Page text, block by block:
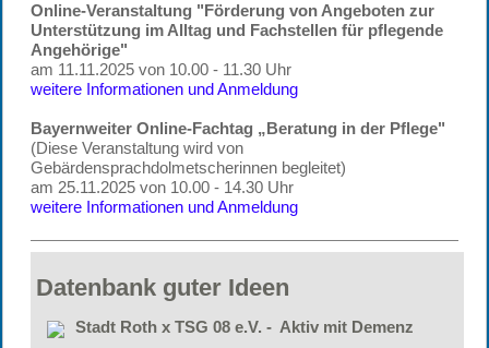
Online-Veranstaltung "Förderung von Angeboten zur
Unterstützung im Alltag und Fachstellen für pflegende
Angehörige"
am 11.11.2025 von 10.00 - 11.30 Uhr
weitere Informationen und Anmeldung
Bayernweiter Online-Fachtag „Beratung in der Pflege"
(Diese Veranstaltung wird von
Gebärdensprachdolmetscherinnen begleitet)
am 25.11.2025 von 10.00 - 14.30 Uhr
weitere Informationen und Anmeldung
Datenbank guter Ideen
Stadt Roth x TSG 08 e.V. - Aktiv mit Demenz